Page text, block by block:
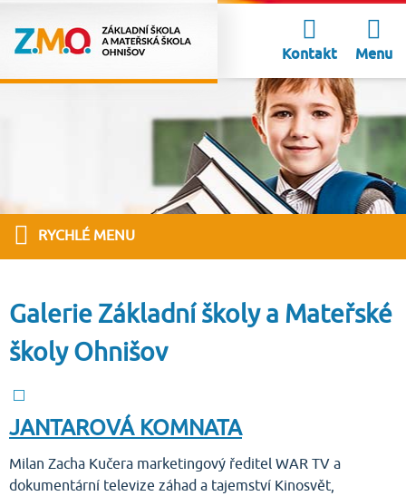
Menu
Kontakt
RYCHLÉ MENU
Galerie Základní školy a Mateřské
školy Ohnišov
JANTAROVÁ KOMNATA
Milan Zacha Kučera marketingový ředitel WAR TV a
dokumentární televize záhad a tajemství Kinosvět,